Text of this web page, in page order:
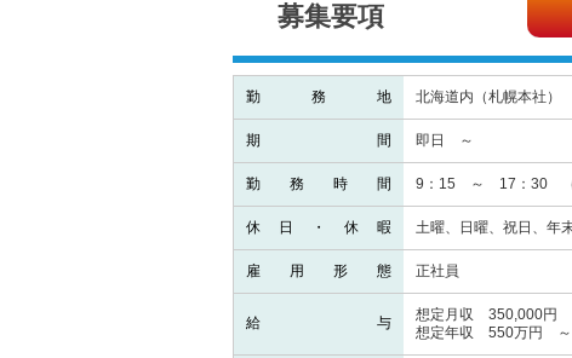
募集要項
勤務地 北海道内（札幌本社）
期間 即日 ～
勤務時間 9：15 ～ 17：30 （
休日・休暇 土曜、日曜、祝日、年
雇用形態 正社員
給与
想定月収 350,000円
想定年収 550万円 ～